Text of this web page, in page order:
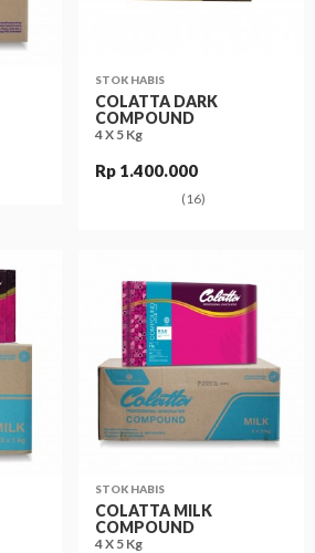
STOK HABIS
COLATTA DARK
COMPOUND
4 X 5 Kg
Rp 1.400.000
(16)
STOK HABIS
COLATTA MILK
COMPOUND
4 X 5 Kg